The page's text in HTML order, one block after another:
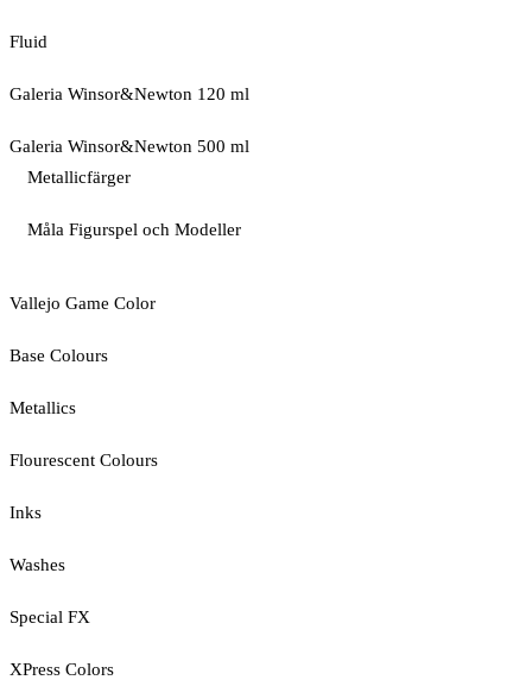
Fluid
Galeria Winsor&Newton 120 ml
Galeria Winsor&Newton 500 ml
Metallicfärger
Måla Figurspel och Modeller
Vallejo Game Color
Base Colours
Metallics
Flourescent Colours
Inks
Washes
Special FX
XPress Colors